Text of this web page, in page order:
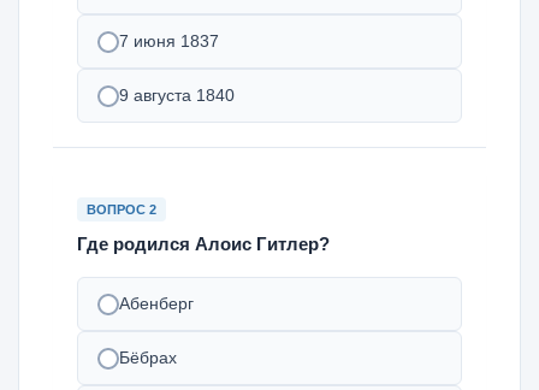
7 июня 1837
9 августа 1840
ВОПРОС 2
Где родился Алоис Гитлер?
Абенберг
Бёбрах